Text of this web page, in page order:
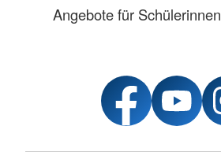
Angebote für